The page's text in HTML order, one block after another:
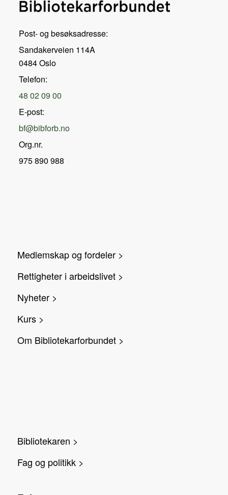
Post- og besøksadresse:
Sandakerveien 114A
0484 Oslo
Telefon:
48 02 09 00
E-post:
bf@bibforb.no
Org.nr.
975 890 988
Medlemskap og fordeler >
Rettigheter i arbeidslivet >
Nyheter >
Kurs >
Om Bibliotekarforbundet >
Bibliotekaren >
Fag og politikk >